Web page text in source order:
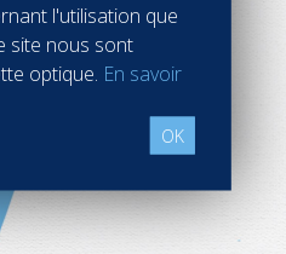
l'utilisation que
site nous sont
optique. En savoir
OK